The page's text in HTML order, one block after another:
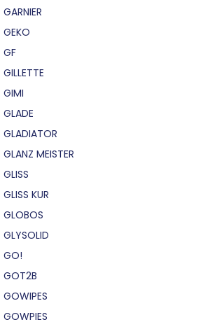
GARNIER
GEKO
GF
GILLETTE
GIMI
GLADE
GLADIATOR
GLANZ MEISTER
GLISS
GLISS KUR
GLOBOS
GLYSOLID
GO!
GOT2B
GOWIPES
GOWPIES